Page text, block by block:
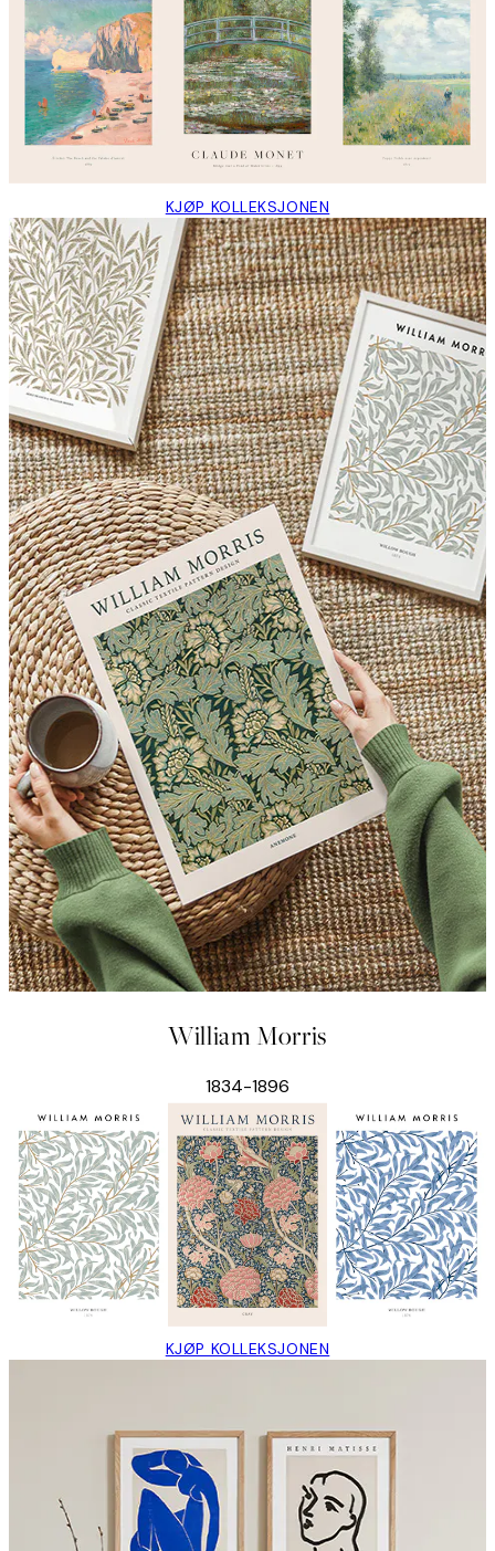
KJØP KOLLEKSJONEN
William Morris
1834-1896
KJØP KOLLEKSJONEN